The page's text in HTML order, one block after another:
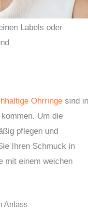
Labels oder
Ohrringe sind
Um die
pflegen und
Ihren Schmuck in
mit einem weichen
Anlass